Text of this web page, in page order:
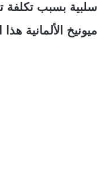
سلبية بسبب تكلفة
ميونيخ الألمانية